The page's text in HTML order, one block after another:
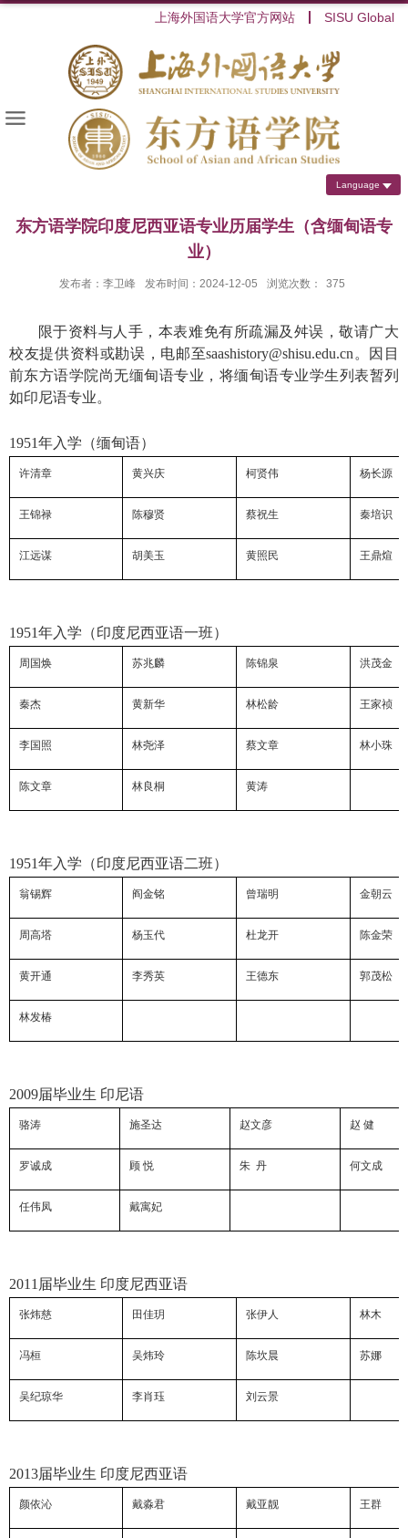
上海外国语大学官方网站 SISU Global
Language
东方语学院印度尼西亚语专业历届学生（含缅甸语专
业）
发布者：李卫峰 发布时间：2024-12-05 浏览次数： 375
限于资料与人手，本表难免有所疏漏及舛误，敬请广大
校友提供资料或勘误，电邮至saashistory@shisu.edu.cn 。因目
前东方语学院尚无缅甸语专业，将缅甸语专业学生列表暂列
如印尼语专业。
1951年入学（缅甸语）
许清章 黄兴庆 柯贤伟 杨长源
王锦禄 陈穆贤 蔡祝生 秦培识
江远谋 胡美玉 黄照民 王鼎煊
1951年入学（印度尼西亚语一班）
周国焕 苏兆麟 陈锦泉 洪茂金
秦杰 黄新华 林松龄 王家祯
李国照 林尧泽 蔡文章 林小珠
陈文章 林良桐 黄涛
1951年入学（印度尼西亚语二班）
翁锡辉 阎金铭 曾瑞明 金朝云
周高塔 杨玉代 杜龙开 陈金荣
黄开通 李秀英 王德东 郭茂松
林发椿
2009届毕业生 印尼语
骆涛 施圣达 赵文彦 赵 健
罗诚成 顾 悦 朱 丹 何文成
任伟凤 戴寓妃
2011 届毕业生 印度尼西亚语
张炜慈 田佳玥 张伊人 林木
冯桓 吴炜玲 陈坎晨 苏娜
吴纪琼华 李肖珏 刘云景
2013届毕业生 印度尼西亚语
颜依沁 戴淼君 戴亚靓 王群